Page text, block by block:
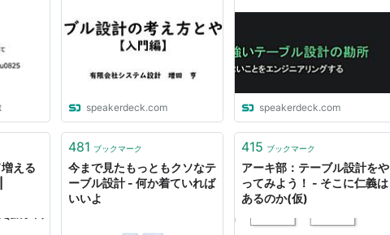
speakerdeck.com speakerdeck.com
える
481 ブックマーク
今まで見たもっともクソなテ
ーブル設計 - 何か着ていれば
いいよ
415 ブックマーク
アーキ部：テーブル設計をや
ってみよう！ - そこに仁義は
あるのか(仮)